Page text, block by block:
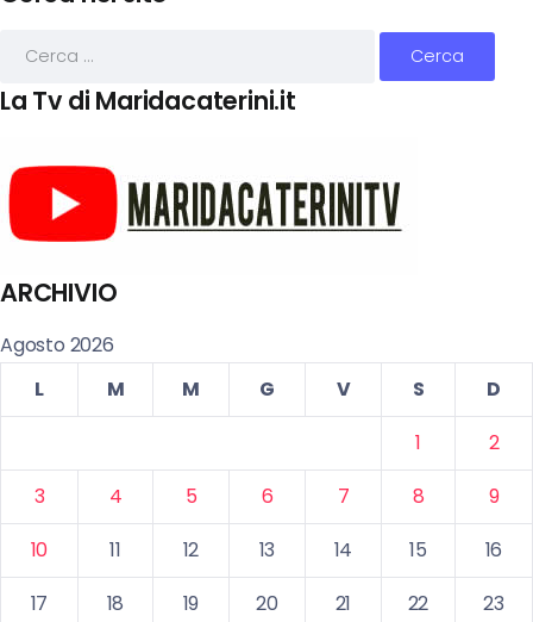
La Tv di Maridacaterini.it
ARCHIVIO
Agosto 2026
L
M M G V S
D
1
2
3
4 5 6 7 8
9
10
11 12 13 14 15
16
17
18 19 20 21 22
23